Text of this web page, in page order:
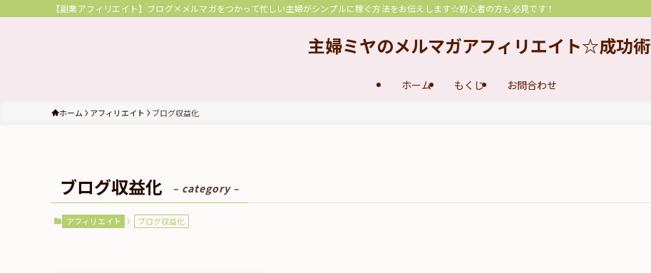
【副業アフィリエイト】ブログ×メルマガをつかって忙しい主婦がシンプルに稼ぐ方法をお伝えします☆初心者の方も必見です！
主婦ミヤのメルマガアフィリエイト☆成功術
ホーム もくじ お問合わせ
ホーム アフィリエイト ブログ収益化
ブログ収益化 – category –
アフィリエイト ブログ収益化